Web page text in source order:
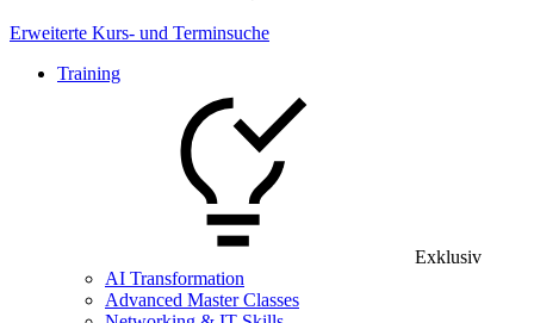
Erweiterte Kurs- und Terminsuche
Training
Exklusiv
AI Transformation
Advanced Master Classes